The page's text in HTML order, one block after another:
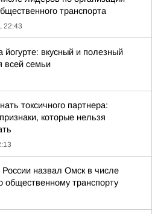
транспорта
22:43
йогурте: вкусный и полезный
всей семьи
токсичного партнера:
которые нельзя
России назвал Омск в числе
общественному транспорту